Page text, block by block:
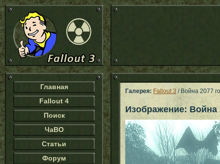
Главная
Fallout 4
Поиск
ЧаВО
Статьи
Форум
Галерея: Fallout 3 / Война 2077
Изображение: Война